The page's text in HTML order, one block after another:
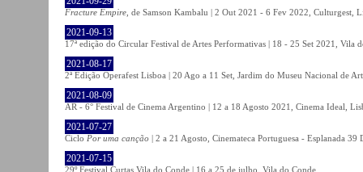
Fracture Empire , de Samson Kambalu | 2 Out 2021 - 6 Fev 2022, Culturgest,
2021-09-13
17ª edição do Circular Festival de Artes Performativas | 18 - 25 Set 2021, Vila
2021-08-17
2ª Edição Operafest Lisboa | 20 Ago a 11 Set, Jardim do Museu Nacional de
2021-08-09
AR - 6° Festival de Cinema Argentino | 12 a 18 Agosto 2021, Cinema Ideal,
2021-07-27
Ciclo Por uma canção | 2 a 21 Agosto, Cinemateca Portuguesa - Esplanada 39
2021-07-15
29º Festival Curtas Vila do Conde | 16 a 25 de julho, Vila do Conde